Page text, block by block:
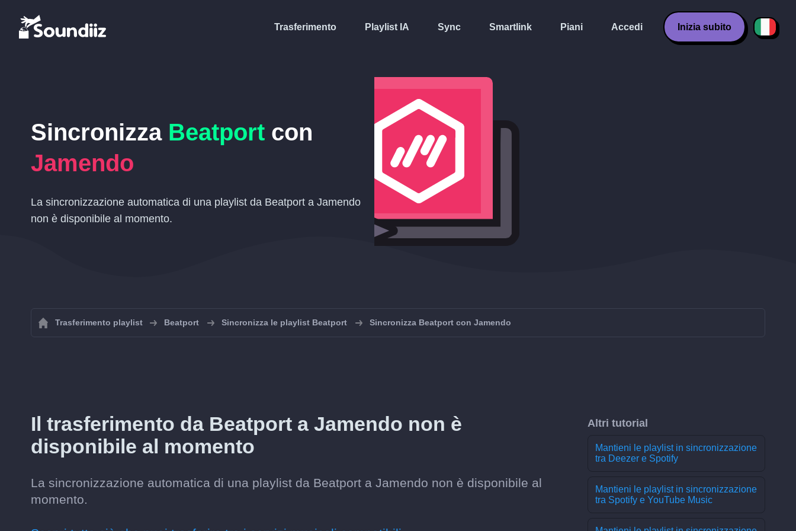
Trasferimento Playlist IA Sync Smartlink Piani Accedi Inizia subito
Sincronizza Beatport con
Jamendo
La sincronizzazione automatica di una playlist da Beatport a Jamendo
non è disponibile al momento.
Trasferimento playlist Beatport Sincronizza le playlist Beatport Sincronizza Beatport con Jamendo
Il trasferimento da Beatport a Jamendo non è
disponibile al momento
La sincronizzazione automatica di una playlist da Beatport a Jamendo non è disponibile al
momento.
Altri tutorial
Mantieni le playlist in sincronizzazione
tra Deezer e Spotify
Mantieni le playlist in sincronizzazione
tra Spotify e YouTube Music